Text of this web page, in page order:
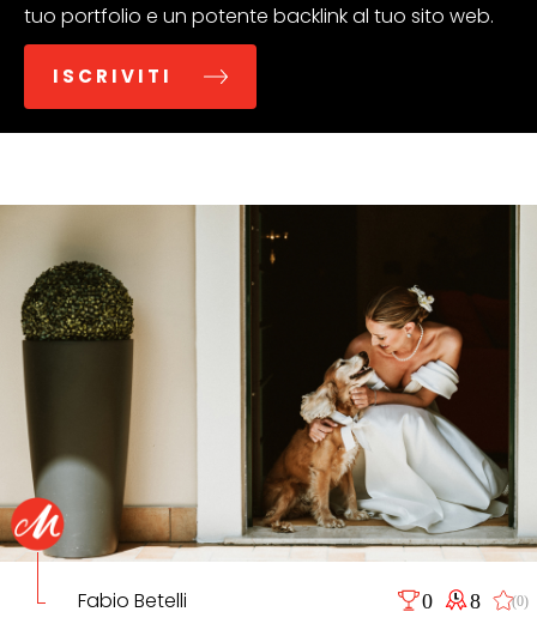
tuo portfolio e un potente backlink al tuo sito web.
ISCRIVITI
Fabio Betelli 0 8 (0)